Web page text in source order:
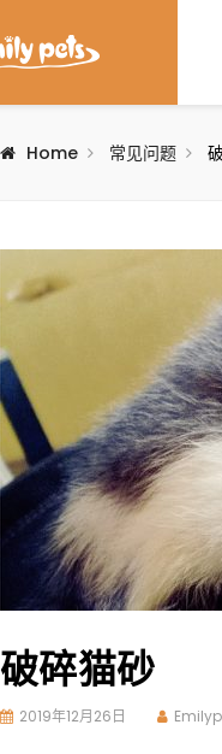
Home 常见问题
破碎猫砂
2019年12月26日